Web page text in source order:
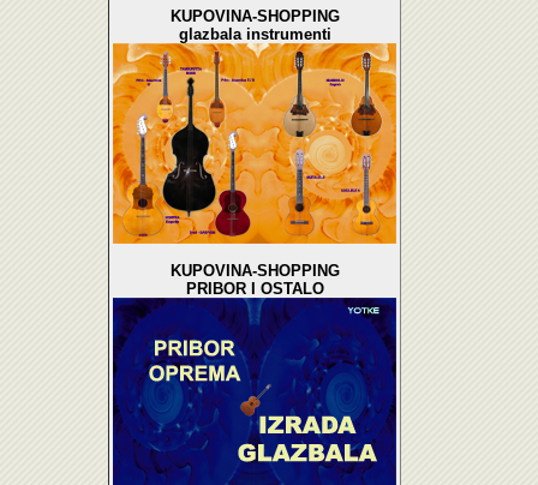
KUPOVINA-SHOPPING
glazbala instrumenti
KUPOVINA-SHOPPING
PRIBOR I OSTALO